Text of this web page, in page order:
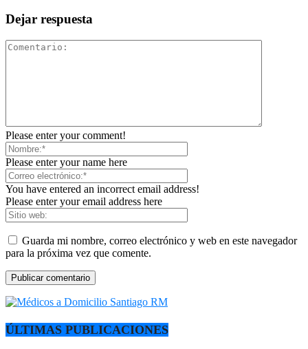
Dejar respuesta
Please enter your comment!
Please enter your name here
You have entered an incorrect email address!
Please enter your email address here
Guarda mi nombre, correo electrónico y web en este navegador
para la próxima vez que comente.
ÚLTIMAS PUBLICACIONES